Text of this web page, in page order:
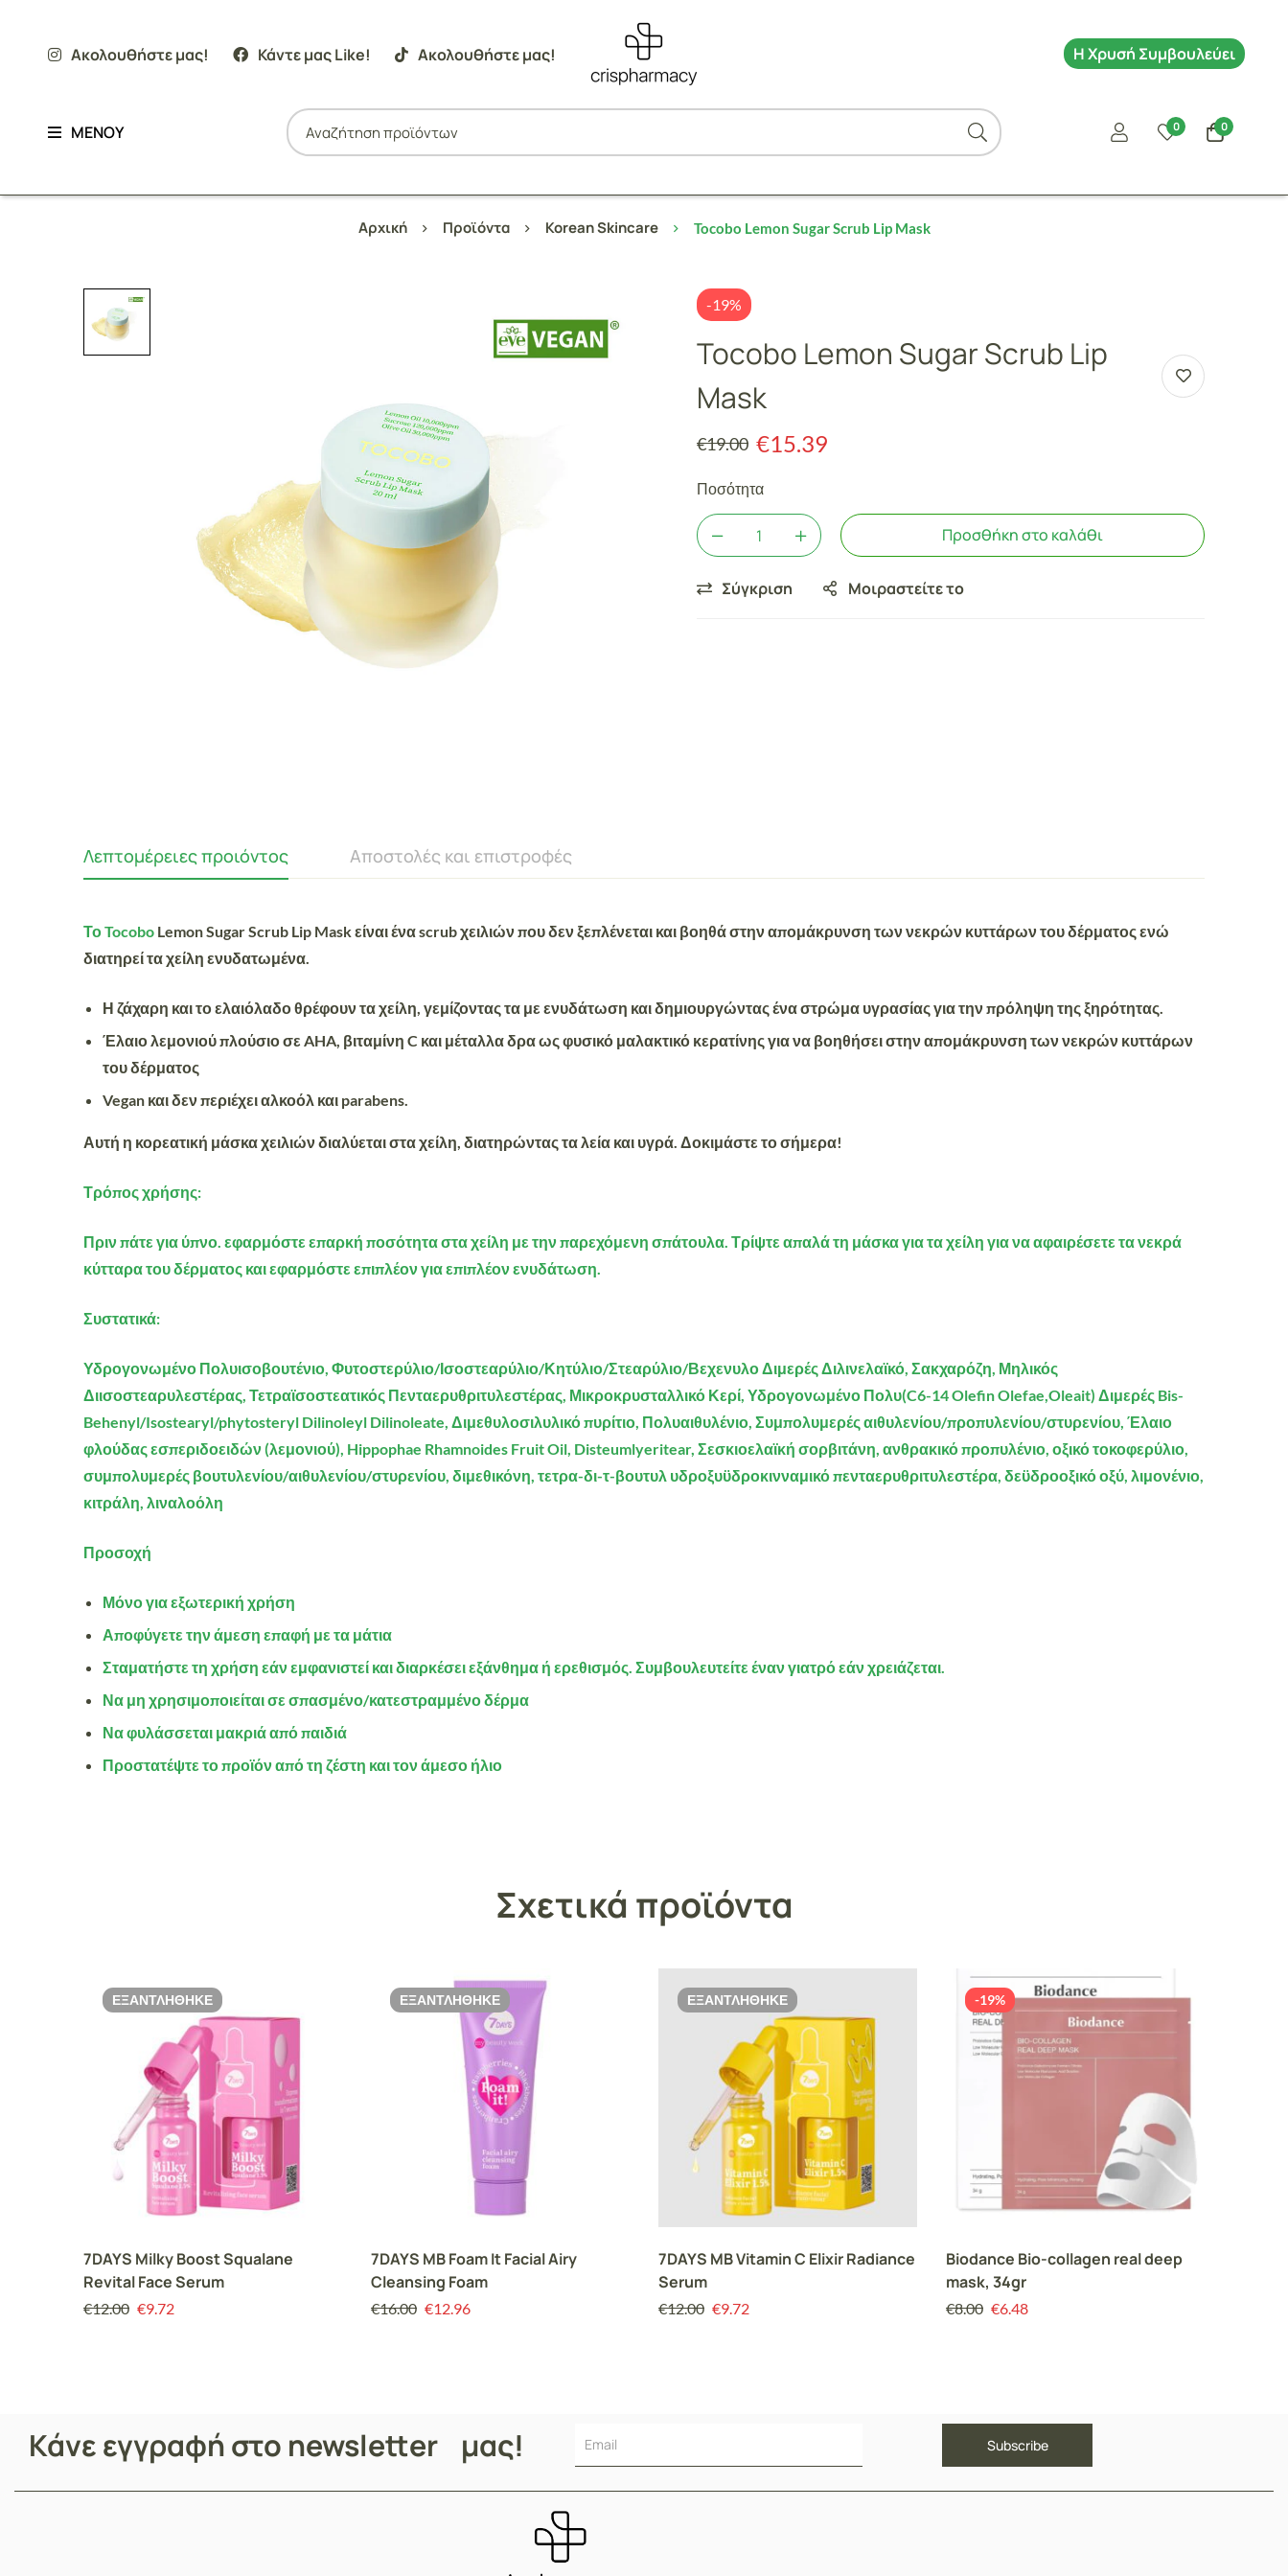
ΜΕΝΟΥ 0 0
Ακολουθήστε μας! Κάντε μας Like! Ακολουθήστε μας! Η Χρυσή Συμβουλεύει
Αρχική Προϊόντα Korean Skincare Tocobo Lemon Sugar Scrub Lip Mask
-19%
Tocobo Lemon Sugar Scrub Lip
Mask
€19.00 €15.39
Ποσότητα
Προσθήκη στο καλάθι
Σύγκριση Μοιραστείτε το
Λεπτομέρειες προιόντος Αποστολές και επιστροφές
Το Tocobo Lemon Sugar Scrub Lip Mask είναι ένα scrub χειλιών που δεν ξεπλένεται και βοηθά στην απομάκρυνση των νεκρών κυττάρων του δέρματος ενώ
διατηρεί τα χείλη ενυδατωμένα.
Η ζάχαρη και το ελαιόλαδο θρέφουν τα χείλη, γεμίζοντας τα με ενυδάτωση και δημιουργώντας ένα στρώμα υγρασίας για την πρόληψη της ξηρότητας.
Έλαιο λεμονιού πλούσιο σε AHA, βιταμίνη C και μέταλλα δρα ως φυσικό μαλακτικό κερατίνης για να βοηθήσει στην απομάκρυνση των νεκρών κυττάρων
του δέρματος
Vegan και δεν περιέχει αλκοόλ και parabens.
Αυτή η κορεατική μάσκα χειλιών διαλύεται στα χείλη, διατηρώντας τα λεία και υγρά. Δοκιμάστε το σήμερα!
Τρόπος χρήσης:
Πριν πάτε για ύπνο. εφαρμόστε επαρκή ποσότητα στα χείλη με την παρεχόμενη σπάτουλα. Τρίψτε απαλά τη μάσκα για τα χείλη για να αφαιρέσετε τα νεκρά
κύτταρα του δέρματος και εφαρμόστε επιπλέον για επιπλέον ενυδάτωση.
Συστατικά:
Υδρογονωμένο Πολυισοβουτένιο, Φυτοστερύλιο/Ισοστεαρύλιο/Κητύλιο/Στεαρύλιο/Βεχενυλο Διμερές Διλινελαϊκό, Σακχαρόζη, Μηλικός
Διισοστεαρυλεστέρας, Τετραϊσοστεατικός Πενταερυθριτυλεστέρας, Μικροκρυσταλλικό Κερί, Υδρογονωμένο Πολυ(C6-14 Olefin Olefae,Oleait) Διμερές Bis-
Behenyl/Isostearyl/phytosteryl Dilinoleyl Dilinoleate, Διμεθυλοσιλυλικό πυρίτιο, Πολυαιθυλένιο, Συμπολυμερές αιθυλενίου/προπυλενίου/στυρενίου, Έλαιο
φλούδας εσπεριδοειδών (λεμονιού), Hippophae Rhamnoides Fruit Oil, Disteumlyeritear, Σεσκιοελαϊκή σορβιτάνη, ανθρακικό προπυλένιο, οξικό τοκοφερύλιο,
συμπολυμερές βουτυλενίου/αιθυλενίου/στυρενίου, διμεθικόνη, τετρα-δι-τ-βουτυλ υδροξυϋδροκινναμικό πενταερυθριτυλεστέρα, δεϋδροοξικό οξύ, λιμονένιο,
κιτράλη, λιναλοόλη
Προσοχή
Μόνο για εξωτερική χρήση
Αποφύγετε την άμεση επαφή με τα μάτια
Σταματήστε τη χρήση εάν εμφανιστεί και διαρκέσει εξάνθημα ή ερεθισμός. Συμβουλευτείτε έναν γιατρό εάν χρειάζεται.
Να μη χρησιμοποιείται σε σπασμένο/κατεστραμμένο δέρμα
Να φυλάσσεται μακριά από παιδιά
Προστατέψτε το προϊόν από τη ζέστη και τον άμεσο ήλιο
Σχετικά προϊόντα
ΕΞΑΝΤΛΉΘΗΚΕ
7DAYS Milky Boost Squalane
Revital Face Serum
€12.00 €9.72
ΕΞΑΝΤΛΉΘΗΚΕ
7DAYS MB Foam It Facial Airy
Cleansing Foam
€16.00 €12.96
ΕΞΑΝΤΛΉΘΗΚΕ
7DAYS MB Vitamin C Elixir Radiance
Serum
€12.00 €9.72
-19%
Biodance Bio-collagen real deep
mask, 34gr
€8.00 €6.48
Κάνε εγγραφή στο newsletter μας!